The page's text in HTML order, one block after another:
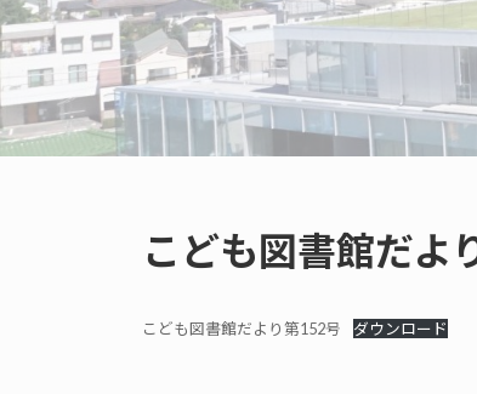
キ
ッ
に
移
こども図書館だよ
こども図書館だより第152号 ダウンロード